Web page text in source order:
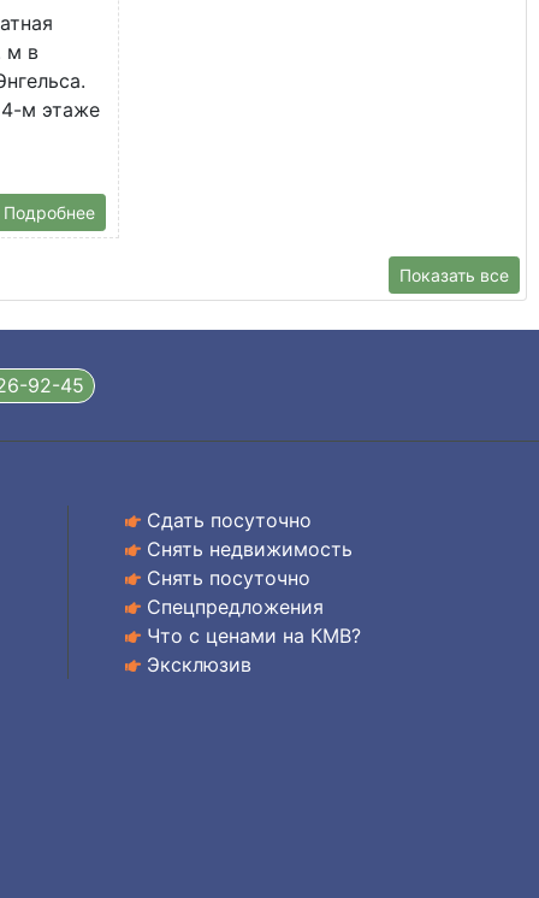
м в
м этаже
Подробнее
Показать все
92-45
Сдать посуточно
Снять недвижимость
Снять посуточно
Спецпредложения
Что с ценами на КМВ?
Эксклюзив